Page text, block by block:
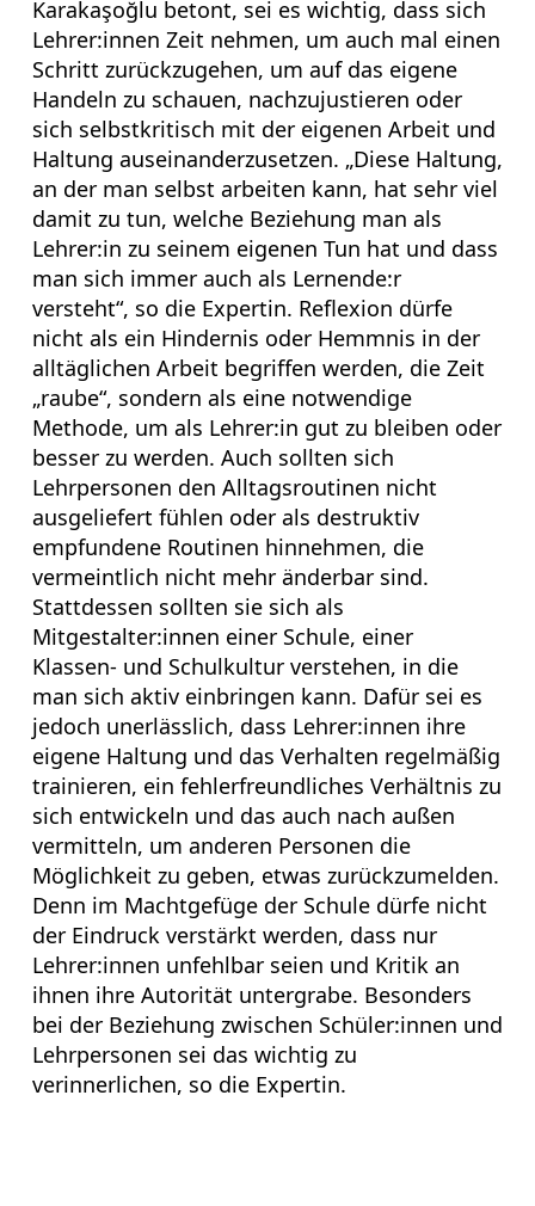
Karakaşoğlu betont, sei es wichtig, dass sich
Lehrer:innen Zeit nehmen, um auch mal einen
Schritt zurückzugehen, um auf das eigene
Handeln zu schauen, nachzujustieren oder
sich selbstkritisch mit der eigenen Arbeit und
Haltung auseinanderzusetzen. „Diese Haltung,
an der man selbst arbeiten kann, hat sehr viel
damit zu tun, welche Beziehung man als
Lehrer:in zu seinem eigenen Tun hat und dass
man sich immer auch als Lernende:r
versteht“, so die Expertin. Reflexion dürfe
nicht als ein Hindernis oder Hemmnis in der
alltäglichen Arbeit begriffen werden, die Zeit
„raube“, sondern als eine notwendige
Methode, um als Lehrer:in gut zu bleiben oder
besser zu werden. Auch sollten sich
Lehrpersonen den Alltagsroutinen nicht
ausgeliefert fühlen oder als destruktiv
empfundene Routinen hinnehmen, die
vermeintlich nicht mehr änderbar sind.
Stattdessen sollten sie sich als
Mitgestalter:innen einer Schule, einer
Klassen- und Schulkultur verstehen, in die
man sich aktiv einbringen kann. Dafür sei es
jedoch unerlässlich, dass Lehrer:innen ihre
eigene Haltung und das Verhalten regelmäßig
trainieren, ein fehlerfreundliches Verhältnis zu
sich entwickeln und das auch nach außen
vermitteln, um anderen Personen die
Möglichkeit zu geben, etwas zurückzumelden.
Denn im Machtgefüge der Schule dürfe nicht
der Eindruck verstärkt werden, dass nur
Lehrer:innen unfehlbar seien und Kritik an
ihnen ihre Autorität untergrabe. Besonders
bei der Beziehung zwischen Schüler:innen und
Lehrpersonen sei das wichtig zu
verinnerlichen, so die Expertin.